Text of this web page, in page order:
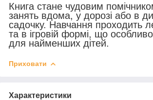
Книга стане чудовим
занять вдома, у дорозі або в
садочку. Навчання проходить
та в ігровій формі, що
для найменших дітей.
Приховати
Характеристики